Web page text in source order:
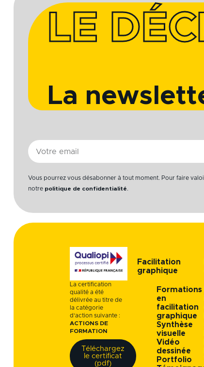
LE
La
E-
mail
Vous pourrez vous désabonner à tout moment. Pour faire
notre politique de confidentialité.
La certification
qualité a été
délivrée au titre de
la catégorie
d’action suivante :
ACTIONS DE
FORMATION
Téléchargez
le certificat
(pdf)
Facilitation
graphique
Formations
en
facilitation
graphique
Synthèse
visuelle
Vidéo
dessinée
Portfolio